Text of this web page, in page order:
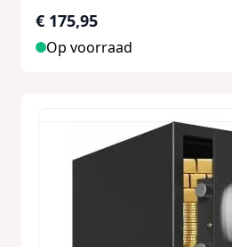
€ 175,95
Op voorraad